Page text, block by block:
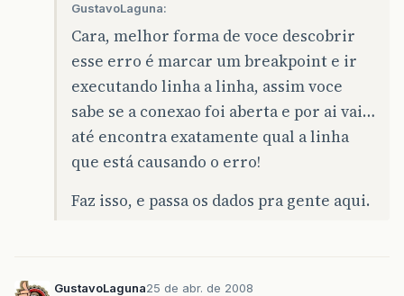
GustavoLaguna:
Cara, melhor forma de voce descobrir
esse erro é marcar um breakpoint e ir
executando linha a linha, assim voce
sabe se a conexao foi aberta e por ai vai…
até encontra exatamente qual a linha
que está causando o erro!
Faz isso, e passa os dados pra gente aqui.
GustavoLaguna25 de abr. de 2008